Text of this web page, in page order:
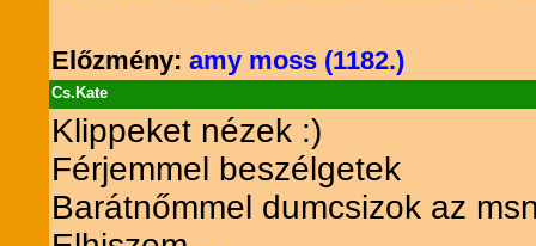
Előzmény:amy moss (1182.)
Cs.Kate
Klippeket nézek :)
Férjemmel beszélgetek
Barátnőmmel dumcsizok az